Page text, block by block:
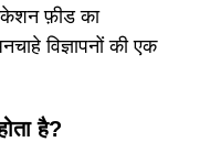
फ़ीड का
विज्ञापनों की एक
है?